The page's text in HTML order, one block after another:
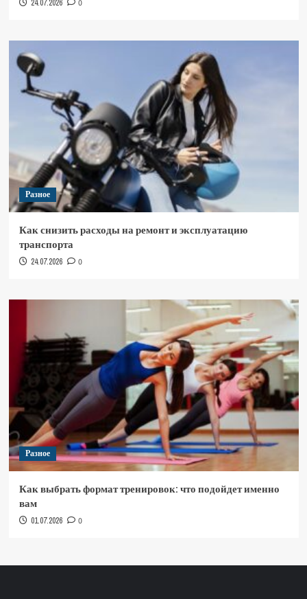
24.07.2026 0
Разное
Как снизить расходы на ремонт и эксплуатацию
транспорта
24.07.2026 0
Разное
Как выбрать формат тренировок: что подойдет именно
вам
01.07.2026 0